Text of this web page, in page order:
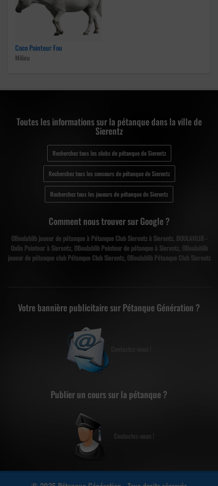
Coco Pointeur Fou
Milieu
Toutes les informations sur la pétanque dans la ville de
Sierentz
Recherchez tous les clubs de pétanque de Sierentz
Recherchez tous les concours de pétanque de Sierentz
Recherchez tous les joueurs de pétanque de Sierentz
Comment nous trouver sur Google ?
OBoulahlib joueur de pétanque à Pétanque Club Sierentz à Sierentz, BOULAHLIB -
Oulia Pointeur à Sierentz, OBoulahlib Pointeur de pétanque à Sierentz, OBoulahlib
joueur de pétanque club Pétanque Club Sierentz, OBoulahlib Pétanque Club Sierentz
Votre bannière publicitaire sur Pétanque Génération ?
Publier un cours sur la pétanque ?
Contactez-nous !